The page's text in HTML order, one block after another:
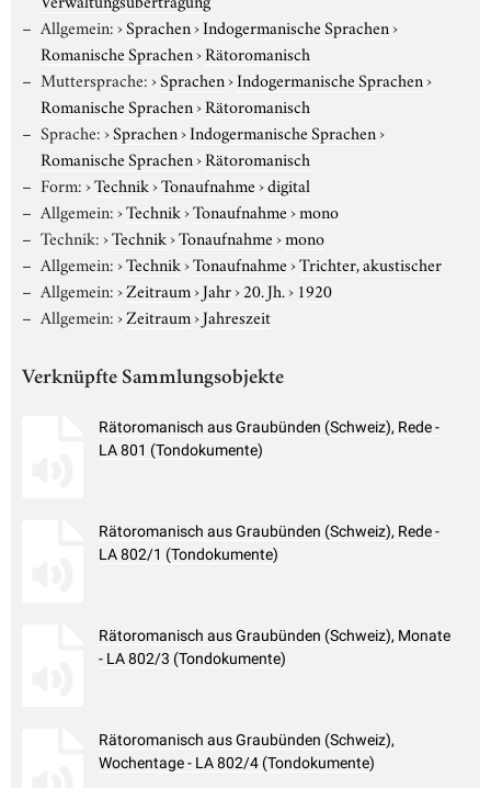
Allgemein:›Sprachen›Indogermanische Sprachen›
Romanische Sprachen›Rätoromanisch
Muttersprache:›Sprachen›Indogermanische Sprachen›
Romanische Sprachen›Rätoromanisch
Sprache:›Sprachen›Indogermanische Sprachen›
Romanische Sprachen›Rätoromanisch
Form:›Technik›Tonaufnahme›digital
Allgemein:›Technik›Tonaufnahme›mono
Technik:›Technik›Tonaufnahme›mono
Allgemein:›Technik›Tonaufnahme›Trichter, akustischer
Allgemein:›Zeitraum›Jahr›20. Jh.› 1920
Allgemein:›Zeitraum›Jahreszeit
Verknüpfte Sammlungsobjekte
Rätoromanisch aus Graubünden (Schweiz), Rede -
LA 801 (Tondokumente)
Rätoromanisch aus Graubünden (Schweiz), Rede -
LA 802/1 (Tondokumente)
Rätoromanisch aus Graubünden (Schweiz), Monate
- LA 802/3 (Tondokumente)
Rätoromanisch aus Graubünden (Schweiz),
Wochentage - LA 802/4 (Tondokumente)